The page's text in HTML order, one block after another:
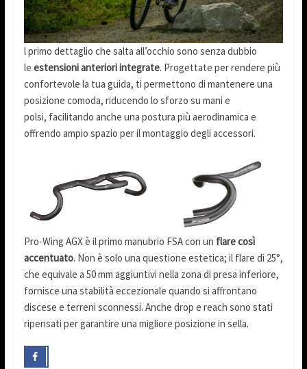
l primo dettaglio che salta all’occhio sono senza dubbio
le estensioni anteriori integrate. Progettate per rendere più
confortevole la tua guida, ti permettono di mantenere una
posizione comoda, riducendo lo sforzo su mani e
polsi, facilitando anche una postura più aerodinamica e
offrendo ampio spazio per il montaggio degli accessori.
Pro-Wing AGX è il primo manubrio FSA con un flare così
accentuato. Non è solo una questione estetica; il flare di 25°,
che equivale a 50 mm aggiuntivi nella zona di presa inferiore,
fornisce una stabilità eccezionale quando si affrontano
discese e terreni sconnessi. Anche drop e reach sono stati
ripensati per garantire una migliore posizione in sella.